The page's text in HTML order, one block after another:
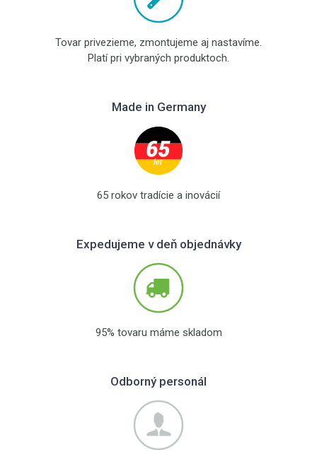
Tovar privezieme, zmontujeme aj nastavíme.
Platí pri vybraných produktoch.
Made in Germany
65 rokov tradície a inovácií
Expedujeme v deň objednávky
95% tovaru máme skladom
Odborný personál